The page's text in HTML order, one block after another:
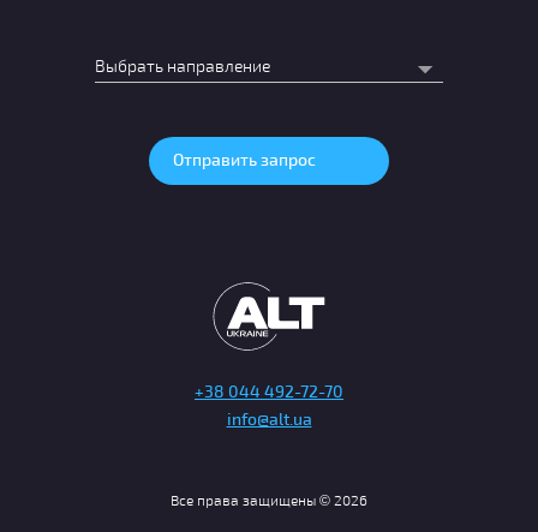
+38 044 492-72-70
info@alt.ua
Все права защищены © 2026